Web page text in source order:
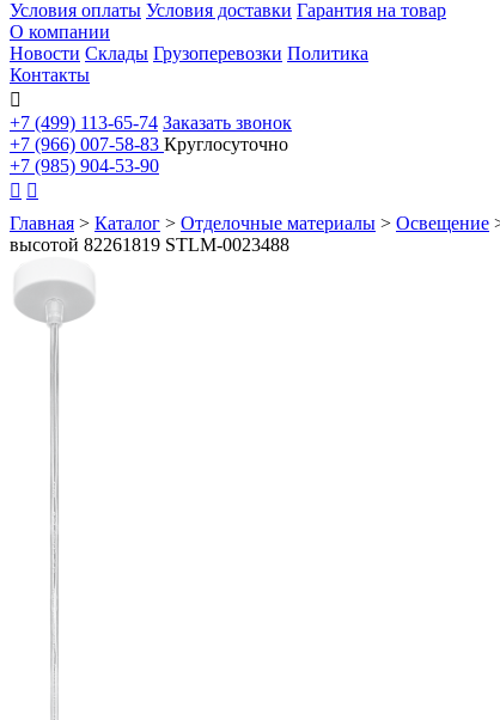
Условия оплаты Условия доставки Гарантия на товар
О компании
Новости Склады Грузоперевозки Политика
Контакты

+7 (499) 113-65-74 Заказать звонок
+7 (966) 007-58-83 Круглосуточно
+7 (985) 904-53-90
 
Главная > Каталог > Отделочные материалы > Освещение
высотой 82261819 STLM-0023488